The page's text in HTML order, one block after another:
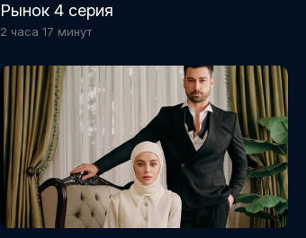
Рынок 4 серия
2 часа 17 минут